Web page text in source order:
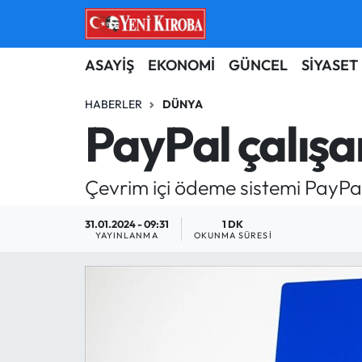
ASAYİŞ EKONOMİ GÜNCEL SİYASET
HABERLER DÜNYA
PayPal
Çevrim içi ödeme sistemi
31.01.2024 - 09:31
YAYINLANMA
1 DK
OKUNMA SÜRESI
ASAYİŞ
BİLİM-TEKNOLOJİ
DÜNYA
EĞİTİM
EKONOMİ
Aydın Nöbetçi Eczaneler
Aydın Hava Durumu
Aydin Namaz Vakitleri
Aydın Trafik Yoğunluk Haritası
Süper Lig Puan Durumu ve Fikstür
Tüm Manşetler